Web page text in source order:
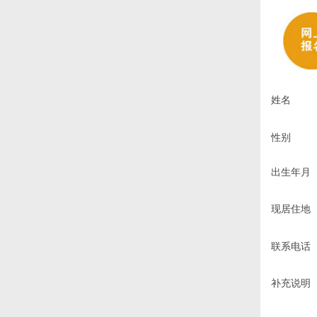
姓名
性别
出生年月
现居住地
联系电话
补充说明